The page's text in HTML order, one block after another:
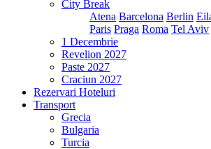
City Break
Atena Barcelona Berlin
Paris Praga Roma Tel Aviv
1 Decembrie
Revelion 2027
Paste 2027
Craciun 2027
Rezervari Hoteluri
Transport
Grecia
Bulgaria
Turcia